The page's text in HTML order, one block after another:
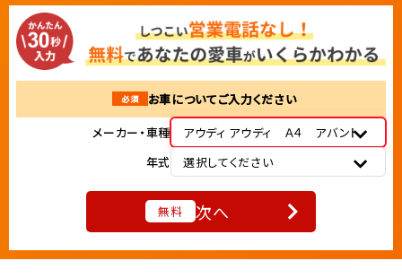
必須
お車についてご入力ください
メーカー・車種
アウディ アウディ Ａ４ アバント
年式
選択してください
無料 次へ